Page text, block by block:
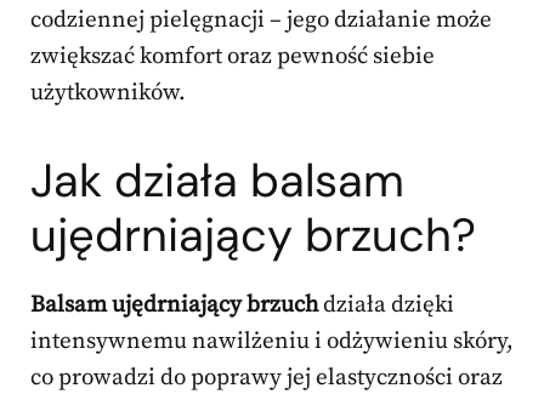
codziennej pielęgnacji – jego działanie może
zwiększać komfort oraz pewność siebie
użytkowników.
Jak działa balsam
ujędrniający brzuch?
Balsam ujędrniający brzuchdziała dzięki
intensywnemu nawilżeniu i odżywieniu skóry,
co prowadzi do poprawy jej elastyczności oraz